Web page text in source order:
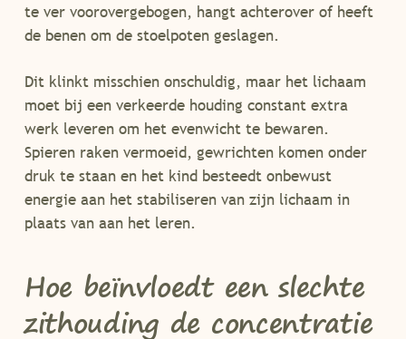
te ver voorovergebogen, hangt achterover of heeft
de benen om de stoelpoten geslagen.
Dit klinkt misschien onschuldig, maar het lichaam
moet bij een verkeerde houding constant extra
werk leveren om het evenwicht te bewaren.
Spieren raken vermoeid, gewrichten komen onder
druk te staan en het kind besteedt onbewust
energie aan het stabiliseren van zijn lichaam in
plaats van aan het leren.
Hoe beïnvloedt een slechte
zithouding de concentratie